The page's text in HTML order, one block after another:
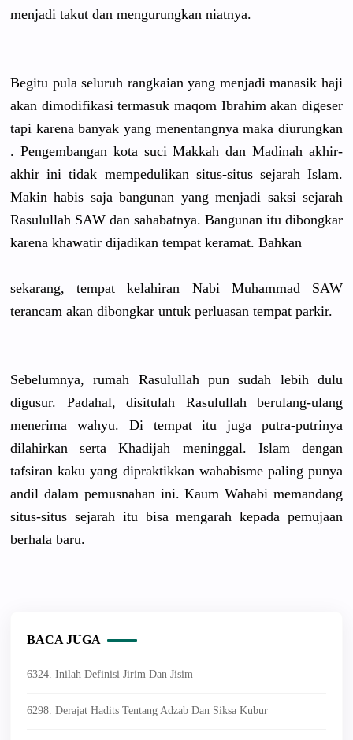
menjadi takut dan mengurungkan niatnya.
Begitu pula seluruh rangkaian yang menjadi manasik haji
akan dimodifikasi termasuk maqom Ibrahim akan digeser
tapi karena banyak yang menentangnya maka diurungkan
. Pengembangan kota suci Makkah dan Madinah akhir-
akhir ini tidak mempedulikan situs-situs sejarah Islam.
Makin habis saja bangunan yang menjadi saksi sejarah
Rasulullah SAW dan sahabatnya. Bangunan itu dibongkar
karena khawatir dijadikan tempat keramat. Bahkan
sekarang, tempat kelahiran Nabi Muhammad SAW
terancam akan dibongkar untuk perluasan tempat parkir.
Sebelumnya, rumah Rasulullah pun sudah lebih dulu
digusur. Padahal, disitulah Rasulullah berulang-ulang
menerima wahyu. Di tempat itu juga putra-putrinya
dilahirkan serta Khadijah meninggal. Islam dengan
tafsiran kaku yang dipraktikkan wahabisme paling punya
andil dalam pemusnahan ini. Kaum Wahabi memandang
situs-situs sejarah itu bisa mengarah kepada pemujaan
berhala baru.
BACA JUGA
6324. Inilah Definisi Jirim Dan Jisim
6298. Derajat Hadits Tentang Adzab Dan Siksa Kubur